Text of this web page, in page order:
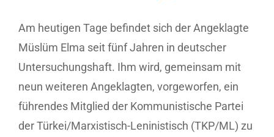
Am heutigen Tage befindet sich der Angeklagte
Müslüm Elma seit fünf Jahren in deutscher
Untersuchungshaft. Ihm wird, gemeinsam mit
neun weiteren Angeklagten, vorgeworfen, ein
führendes Mitglied der Kommunistische Partei
der Türkei/Marxistisch-Leninistisch (TKP/ML) zu